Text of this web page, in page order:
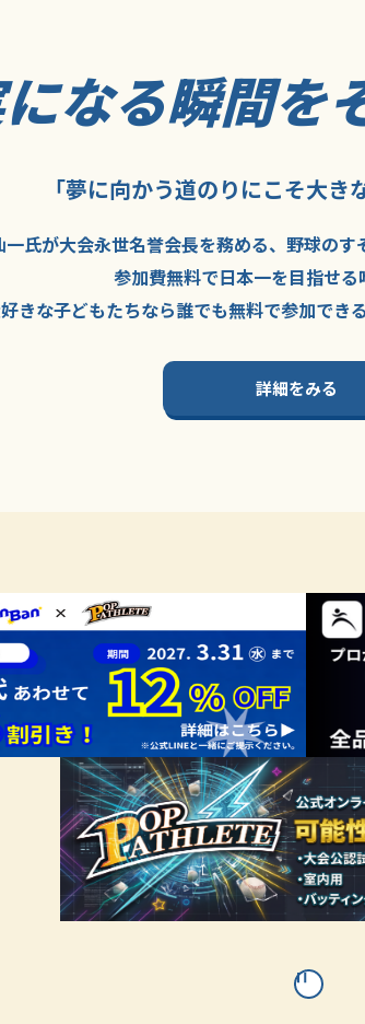
なる瞬間を
「夢に向かう道のりにこそ大き
一氏が大会永世名誉会長を務める、野球のす
参加費無料で日本一を目指せる
きな子どもたちなら誰でも無料で参加できる
詳細をみる